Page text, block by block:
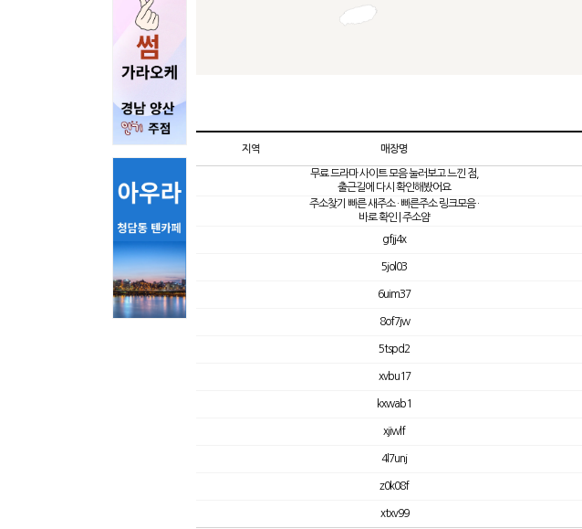
지역 매장명
무료 드라마 사이트 모음 눌러보고 느낀 점,
출근길에 다시 확인해봤어요
주소찾기 빠른 새주소 · 빠른주소 링크모음 ·
바로 확인 | 주소얌
gfjj4x
5jol03
6uim37
8of7jw
5tspd2
xvbu17
kxwab1
xjiwlf
4l7unj
z0k08f
xtxv99